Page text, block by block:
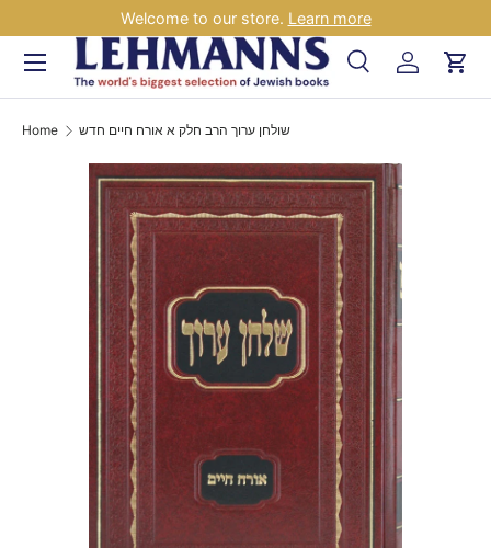
Skip to content
Welcome to our store. Learn more
Search
SearchLog inCart
Menu
Home שולחן ערוך הרב חלק א אורח חיים חדש